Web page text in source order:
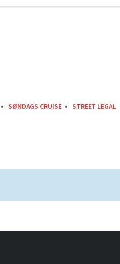
SØNDAGS CRUISE STREET LEGAL